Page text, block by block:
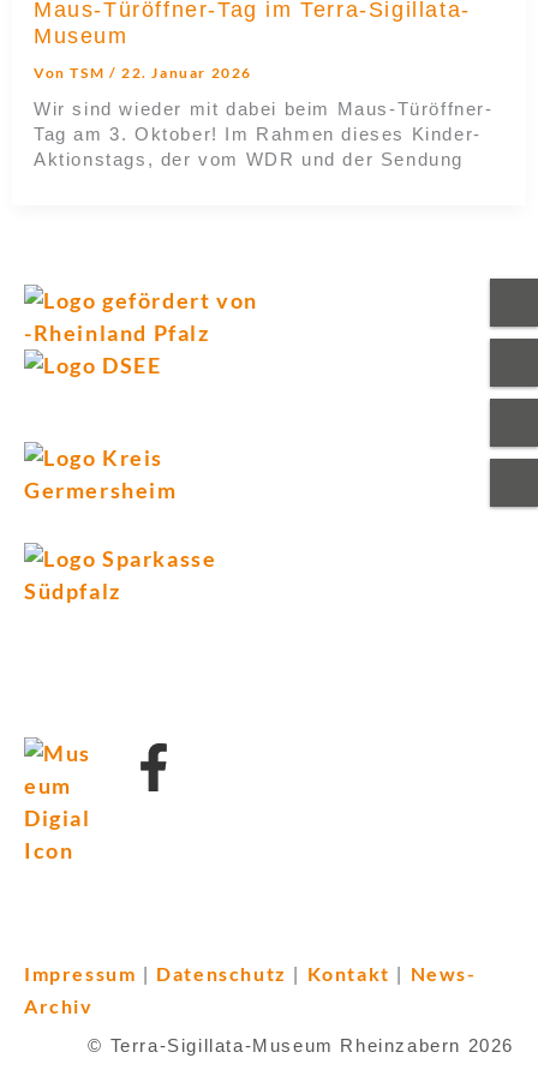
Maus-Türöffner-Tag im Terra-Sigillata-
Museum
VonTSM /22. Januar 2026
Wir sind wieder mit dabei beim Maus-Türöffner-
Tag am 3. Oktober! Im Rahmen dieses Kinder-
Aktionstags, der vom WDR und der Sendung
Impressum Datenschutz Kontakt
News-
Archiv
© Terra-Sigillata-Museum Rheinzabern 2026